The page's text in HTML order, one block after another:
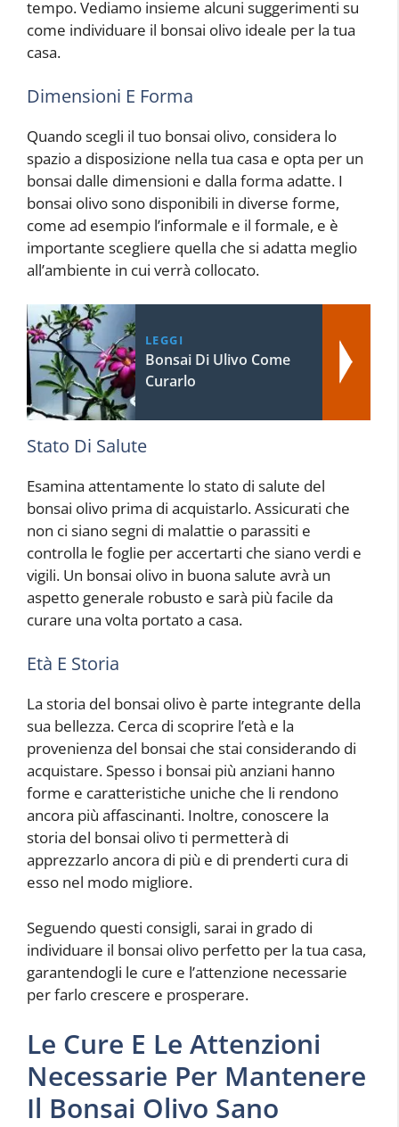
tempo. Vediamo insieme alcuni suggerimenti su
come individuare il bonsai olivo ideale per la tua
casa.
Dimensioni E Forma
Quando scegli il tuo bonsai olivo, considera lo
spazio a disposizione nella tua casa e opta per un
bonsai dalle dimensioni e dalla forma adatte. I
bonsai olivo sono disponibili in diverse forme,
come ad esempio l’informale e il formale, e è
importante scegliere quella che si adatta meglio
all’ambiente in cui verrà collocato.
LEGGI
Bonsai Di Ulivo Come
Curarlo
Stato Di Salute
Esamina attentamente lo stato di salute del
bonsai olivo prima di acquistarlo. Assicurati che
non ci siano segni di malattie o parassiti e
controlla le foglie per accertarti che siano verdi e
vigili. Un bonsai olivo in buona salute avrà un
aspetto generale robusto e sarà più facile da
curare una volta portato a casa.
Età E Storia
La storia del bonsai olivo è parte integrante della
sua bellezza. Cerca di scoprire l’età e la
provenienza del bonsai che stai considerando di
acquistare. Spesso i bonsai più anziani hanno
forme e caratteristiche uniche che li rendono
ancora più affascinanti. Inoltre, conoscere la
storia del bonsai olivo ti permetterà di
apprezzarlo ancora di più e di prenderti cura di
esso nel modo migliore.
Seguendo questi consigli, sarai in grado di
individuare il bonsai olivo perfetto per la tua casa,
garantendogli le cure e l’attenzione necessarie
per farlo crescere e prosperare.
Le Cure E Le Attenzioni
Necessarie Per Mantenere
Il Bonsai Olivo Sano